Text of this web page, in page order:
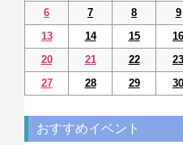
6
7 8 9
13
14 15 16
20
21 22 23
27
28 29 30
おすすめイベント